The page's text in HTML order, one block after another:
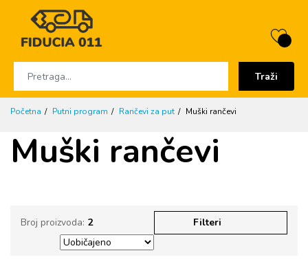
Traži
Početna Putni program Rančevi za put Muški rančevi
Muški rančevi
Broj proizvoda: 2 Filteri